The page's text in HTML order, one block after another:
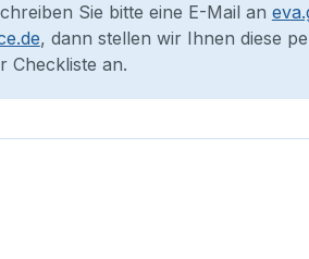
Sie bitte eine E-Mail an
, dann stellen wir Ihnen diese
Checkliste an.